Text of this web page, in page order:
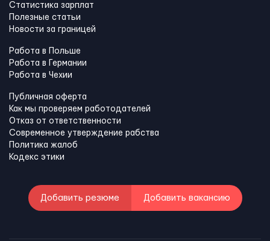
Статистика зарплат
Полезные статьи
Новости за границей
Работа в Польше
Работа в Германии
Работа в Чехии
Публичная оферта
Как мы проверяем работодателей
Отказ от ответственности
Современное утверждение рабства
Политика жалоб
Кодекс этики
Добавить резюме Добавить вакансию